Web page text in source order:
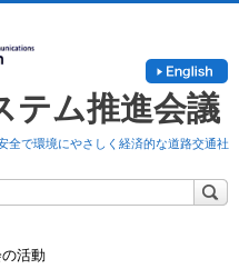
テム推進会議
全で環境にやさしく経済的な道路交通社
活動